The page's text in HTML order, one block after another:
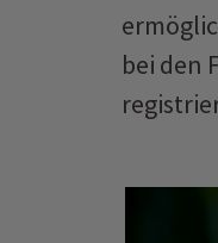
bei den